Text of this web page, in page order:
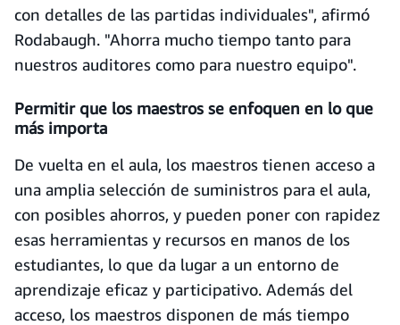
con detalles de las partidas individuales", afirmó
Rodabaugh. "Ahorra mucho tiempo tanto para
nuestros auditores como para nuestro equipo".
Permitir que los maestros se enfoquen en lo que
más importa
De vuelta en el aula, los maestros tienen acceso a
una amplia selección de suministros para el aula,
con posibles ahorros, y pueden poner con rapidez
esas herramientas y recursos en manos de los
estudiantes, lo que da lugar a un entorno de
aprendizaje eficaz y participativo. Además del
acceso, los maestros disponen de más tiempo